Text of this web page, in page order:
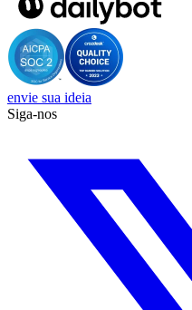
envie sua ideia
Siga-nos